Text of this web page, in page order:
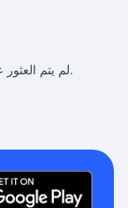
لم يتم العثور على مقالات مطابقة للبحث الذي تم تحديده.